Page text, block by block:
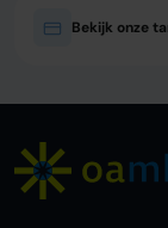
Bekijk onze